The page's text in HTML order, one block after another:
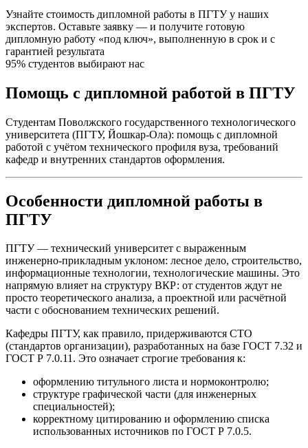
Узнайте стоимость дипломной работы в ПГТУ у наших
экспертов. Оставьте заявку — и получите готовую
дипломную работу «под ключ», выполненную в срок и с
гарантией результата
95% студентов выбирают нас
Помощь с дипломной работой в ПГТУ
Студентам Поволжского государственного технологического
университета (ПГТУ, Йошкар-Ола): помощь с дипломной
работой с учётом технического профиля вуза, требований
кафедр и внутренних стандартов оформления.
Особенности дипломной работы в
ПГТУ
ПГТУ — технический университет с выраженным
инженерно-прикладным уклоном: лесное дело, строительство,
информационные технологии, технологические машины. Это
напрямую влияет на структуру ВКР: от студентов ждут не
просто теоретического анализа, а проектной или расчётной
части с обоснованием технических решений.
Кафедры ПГТУ, как правило, придерживаются СТО
(стандартов организации), разработанных на базе ГОСТ 7.32 и
ГОСТ Р 7.0.11. Это означает строгие требования к:
оформлению титульного листа и нормоконтролю;
структуре графической части (для инженерных
специальностей);
корректному цитированию и оформлению списка
использованных источников по ГОСТ Р 7.0.5.